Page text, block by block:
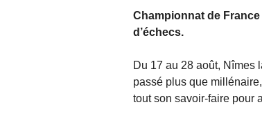
Championnat de France
d’échecs.
Du 17 au 28 août, Nîmes
passé plus que
tout son savoir-faire pour